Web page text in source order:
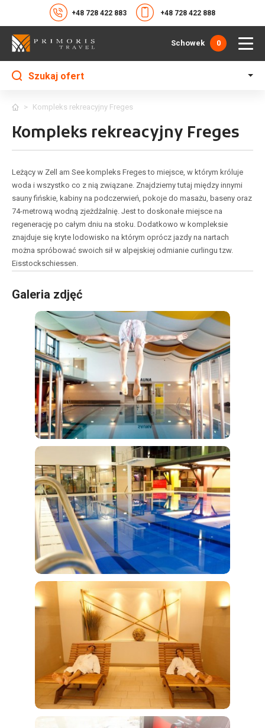
+48 728 422 883 +48 728 422 888
Schowek 0
Szukaj ofert
> Kompleks rekreacyjny Freges
Kompleks rekreacyjny Freges
Leżący w Zell am See kompleks Freges to miejsce, w którym króluje
woda i wszystko co z nią związane. Znajdziemy tutaj między innymi
sauny fińskie, kabiny na podczerwień, pokoje do masażu, baseny oraz
74-metrową wodną zjeżdżalnię. Jest to doskonałe miejsce na
regenerację po całym dniu na stoku. Dodatkowo w kompleksie
znajduje się kryte lodowisko na którym oprócz jazdy na nartach
można spróbować swoich sił w alpejskiej odmianie curlingu tzw.
Eisstockschiessen.
Galeria zdjęć